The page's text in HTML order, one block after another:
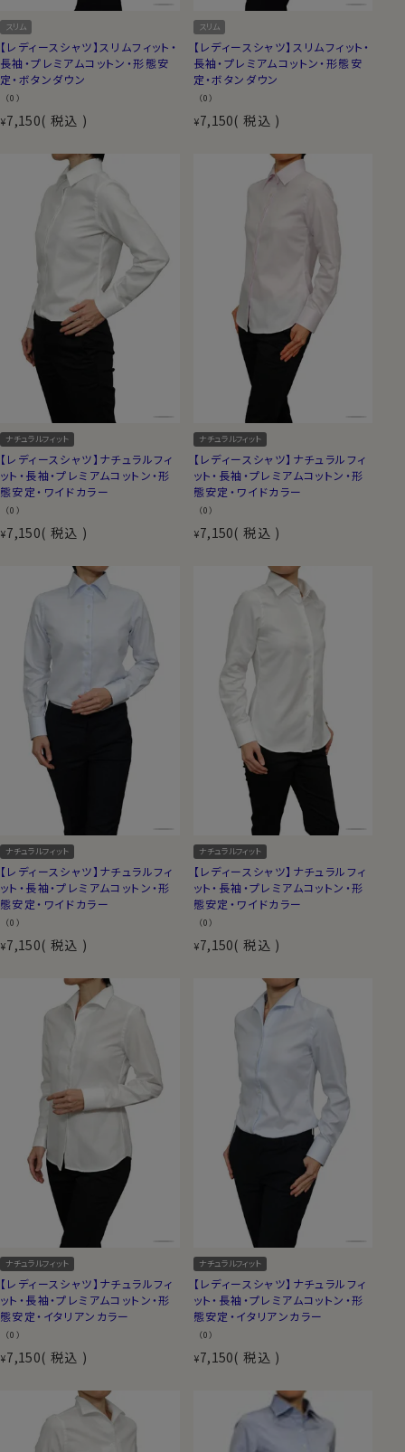
スリム
【レディースシャツ】スリムフィット・
長袖・プレミアムコットン・形態安
定・ボタンダウン
（0）
¥7,150 税込
スリム
【レディースシャツ】スリムフィット・
長袖・プレミアムコットン・形態安
定・ボタンダウン
（0）
¥7,150 税込
ナチュラルフィット
【レディースシャツ】ナチュラルフィ
ット・長袖・プレミアムコットン・形
態安定・ワイドカラー
（0）
¥7,150 税込
ナチュラルフィット
【レディースシャツ】ナチュラルフィ
ット・長袖・プレミアムコットン・形
態安定・ワイドカラー
（0）
¥7,150 税込
ナチュラルフィット
【レディースシャツ】ナチュラルフィ
ット・長袖・プレミアムコットン・形
態安定・ワイドカラー
（0）
¥7,150 税込
ナチュラルフィット
【レディースシャツ】ナチュラルフィ
ット・長袖・プレミアムコットン・形
態安定・ワイドカラー
（0）
¥7,150 税込
ナチュラルフィット
【レディースシャツ】ナチュラルフィ
ット・長袖・プレミアムコットン・形
態安定・イタリアンカラー
（0）
¥7,150 税込
ナチュラルフィット
【レディースシャツ】ナチュラルフィ
ット・長袖・プレミアムコットン・形
態安定・イタリアンカラー
（0）
¥7,150 税込